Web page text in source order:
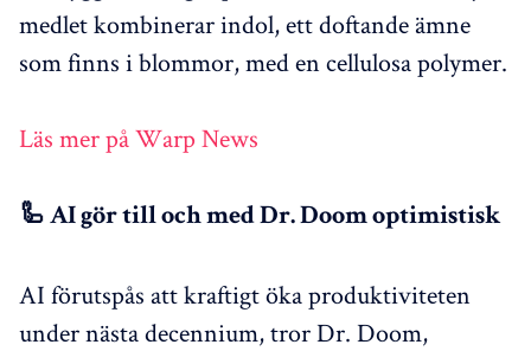
medlet kombinerar indol, ett doftande ämne
som finns i blommor, med en cellulosa polymer.
Läs mer på Warp News
🦾 AI gör till och med Dr. Doom optimistisk
AI förutspås att kraftigt öka produktiviteten
under nästa decennium, tror Dr. Doom,